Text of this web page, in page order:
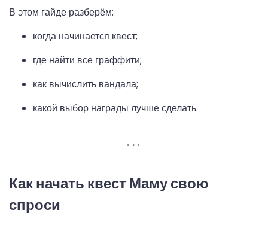
В этом гайде разберём:
когда начинается квест;
где найти все граффити;
как вычислить вандала;
какой выбор награды лучше сделать.
Как начать квест Маму свою
спроси